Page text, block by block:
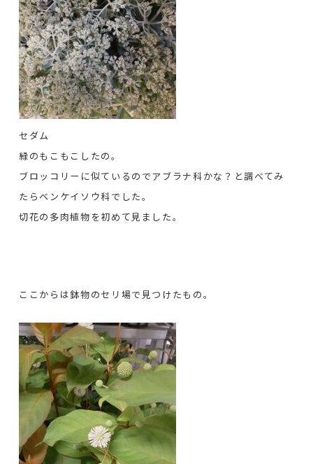
セダム
緑のもこもこしたの。
ブロッコリーに似ているのでアブラナ科かな？と調べてみ
たらベンケイソウ科でした。
切花の多肉植物を初めて見ました。
ここからは鉢物のセリ場で見つけたもの。